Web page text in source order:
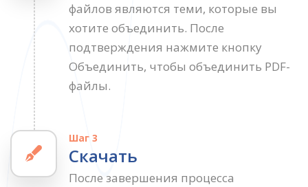
файлов являются теми, которые вы
хотите объединить. После
подтверждения нажмите кнопку
Объединить, чтобы объединить PDF-
файлы.
Шаг 3
Скачать
После завершения процесса